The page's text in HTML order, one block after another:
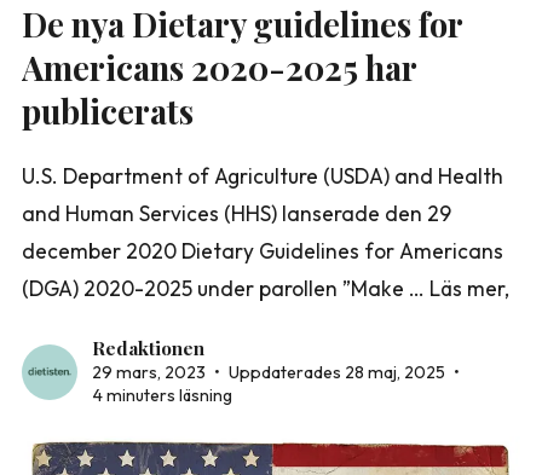
De nya Dietary guidelines for
Americans 2020-2025 har
publicerats
U.S. Department of Agriculture (USDA) and Health
and Human Services (HHS) lanserade den 29
december 2020 Dietary Guidelines for Americans
(DGA) 2020-2025 under parollen ”Make … Läs mer,
Redaktionen
29 mars, 2023 • Uppdaterades 28 maj, 2025 •
4 minuters läsning